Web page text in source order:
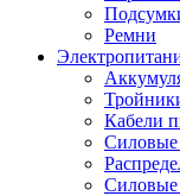
Ремни
Кабели
Силовые
Силовые